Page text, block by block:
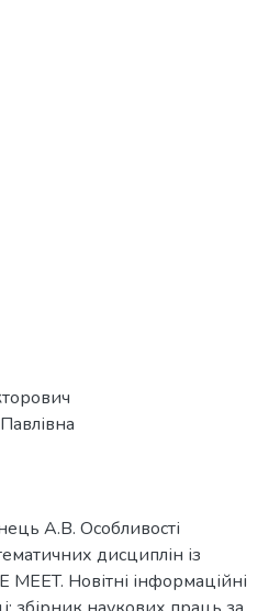
А.В. Особливості
дисциплін із
Новітні інформаційні